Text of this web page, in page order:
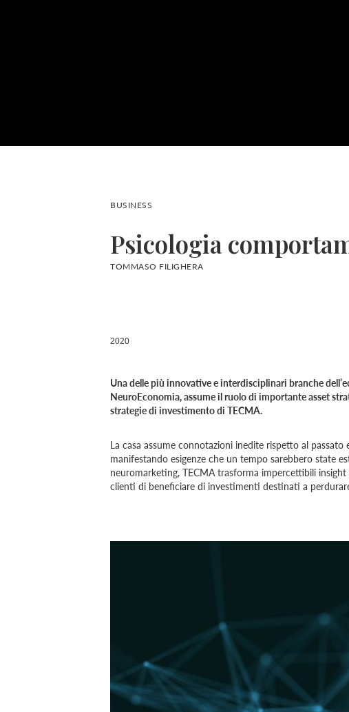
BUSINESS
Psicologia
TOMMASO FILIGHERA
2020
Una delle più innovative e interdisciplinari branche
NeuroEconomia, assume il ruolo di importante asset
strategie di investimento di TECMA.
La casa assume connotazioni inedite rispetto al
manifestando esigenze che un tempo sarebbero state
neuromarketing, TECMA trasforma impercettibili
clienti di beneficiare di investimenti destinati a